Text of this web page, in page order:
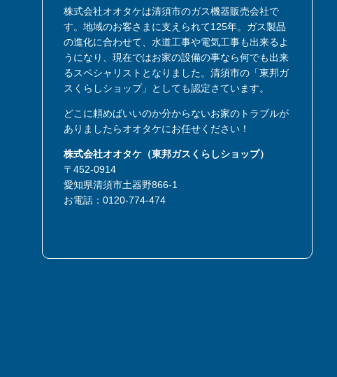
株式会社オオタケは清須市のガス機器販売会社で
す。地域のお客さまに支えられて125年。ガス製品
の進化に合わせて、水道工事や電気工事も出来るよ
うになり、現在ではお家の設備の事なら何でも出来
るスペシャリストとなりました。清須市の「東邦ガ
スくらしショップ」としても認定さています。
どこに頼めばいいのか分からないお家のトラブルが
ありましたらオオタケにお任せください！
株式会社オオタケ（東邦ガスくらしショップ）
〒452-0914
愛知県清須市土器野866-1
お電話： 0120-774-474